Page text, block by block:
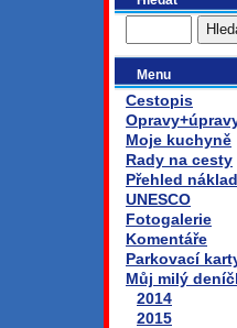
Menu
Cestopis
Moje kuchyně
Rady na cesty
Přehled
UNESCO
Fotogalerie
Komentáře
Parkovací
Můj milý
2014
2015